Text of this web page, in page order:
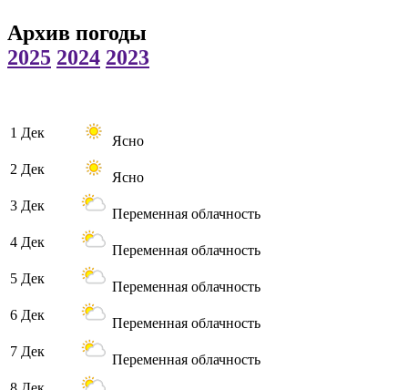
Архив погоды
2025 2024 2023
1 Дек
Ясно
2 Дек
Ясно
3 Дек
Переменная облачность
4 Дек
Переменная облачность
5 Дек
Переменная облачность
6 Дек
Переменная облачность
7 Дек
Переменная облачность